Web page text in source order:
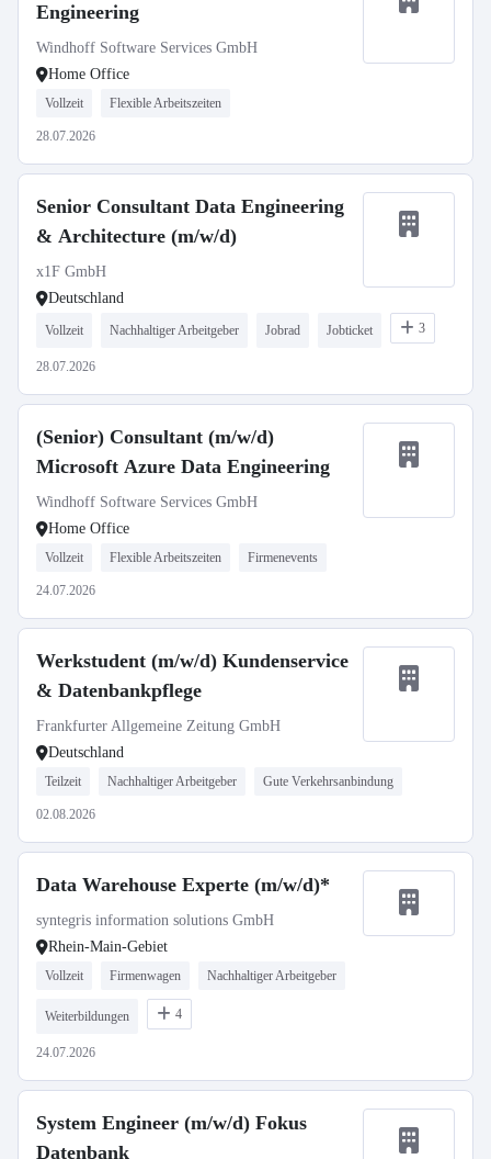
Engineering
Windhoff Software Services GmbH
Home Office
Vollzeit Flexible Arbeitszeiten
28.07.2026
Senior Consultant Data Engineering
& Architecture (m/w/d)
x1F GmbH
Deutschland
Vollzeit Nachhaltiger Arbeitgeber Jobrad Jobticket 3
28.07.2026
(Senior) Consultant (m/w/d)
Microsoft Azure Data Engineering
Windhoff Software Services GmbH
Home Office
Vollzeit Flexible Arbeitszeiten Firmenevents
24.07.2026
Werkstudent (m/w/d) Kundenservice
& Datenbankpflege
Frankfurter Allgemeine Zeitung GmbH
Deutschland
Teilzeit Nachhaltiger Arbeitgeber Gute Verkehrsanbindung
02.08.2026
Data Warehouse Experte (m/w/d)*
syntegris information solutions GmbH
Rhein-Main-Gebiet
Vollzeit Firmenwagen Nachhaltiger Arbeitgeber
Weiterbildungen 4
24.07.2026
System Engineer (m/w/d) Fokus
Datenbank